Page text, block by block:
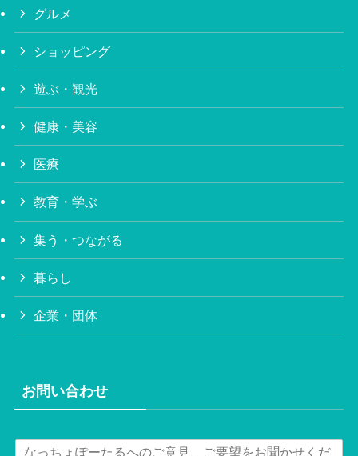
グルメ
ショッピング
遊ぶ・観光
健康・美容
医療
教育・学ぶ
集う・つながる
暮らし
企業・団体
お問い合わせ